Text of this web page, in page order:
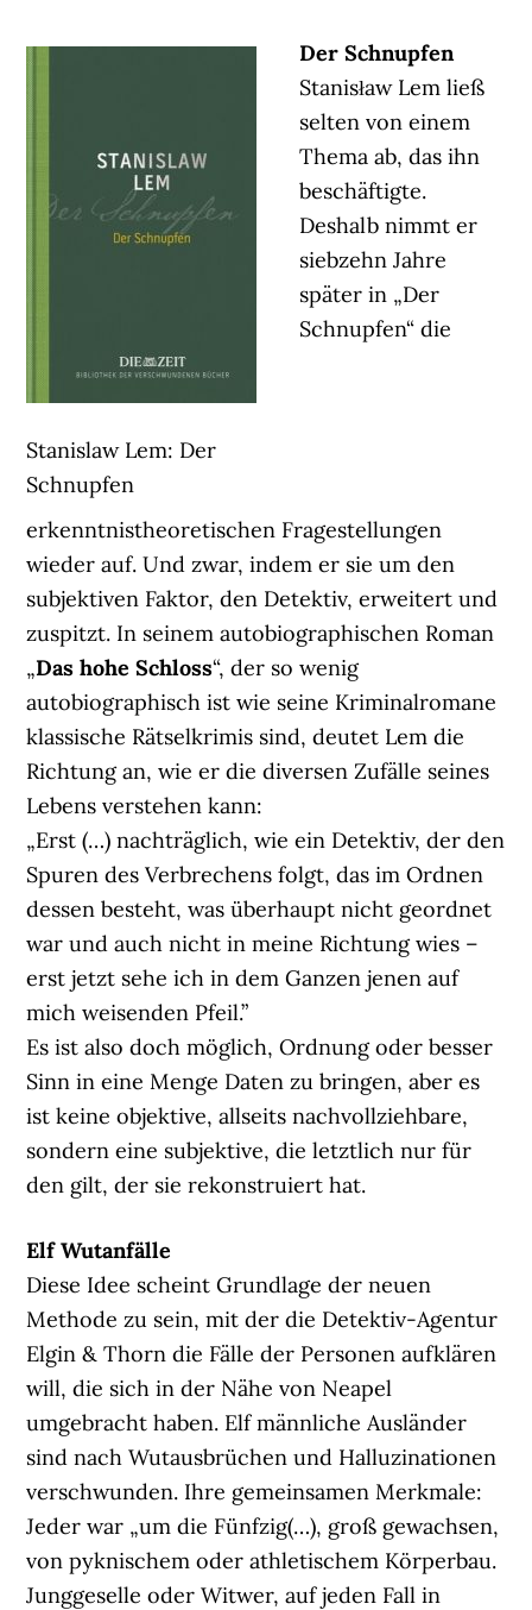
Stanislaw Lem: Der
Schnupfen
Der Schnupfen
Stanisław Lem ließ
selten von einem
Thema ab, das ihn
beschäftigte.
Deshalb nimmt er
siebzehn Jahre
später in „Der
Schnupfen“ die
erkenntnistheoretischen Fragestellungen
wieder auf. Und zwar, indem er sie um den
subjektiven Faktor, den Detektiv, erweitert und
zuspitzt. In seinem autobiographischen Roman
„Das hohe Schloss“, der so wenig
autobiographisch ist wie seine Kriminalromane
klassische Rätselkrimis sind, deutet Lem die
Richtung an, wie er die diversen Zufälle seines
Lebens verstehen kann:
„Erst (…) nachträglich, wie ein Detektiv, der den
Spuren des Verbrechens folgt, das im Ordnen
dessen besteht, was überhaupt nicht geordnet
war und auch nicht in meine Richtung wies –
erst jetzt sehe ich in dem Ganzen jenen auf
mich weisenden Pfeil.”
Es ist also doch möglich, Ordnung oder besser
Sinn in eine Menge Daten zu bringen, aber es
ist keine objektive, allseits nachvollziehbare,
sondern eine subjektive, die letztlich nur für
den gilt, der sie rekonstruiert hat.
Elf Wutanfälle
Diese Idee scheint Grundlage der neuen
Methode zu sein, mit der die Detektiv-Agentur
Elgin & Thorn die Fälle der Personen aufklären
will, die sich in der Nähe von Neapel
umgebracht haben. Elf männliche Ausländer
sind nach Wutausbrüchen und Halluzinationen
verschwunden. Ihre gemeinsamen Merkmale:
Jeder war „um die Fünfzig(…), groß gewachsen,
von pyknischem oder athletischem Körperbau.
Junggeselle oder Witwer, auf jeden Fall in